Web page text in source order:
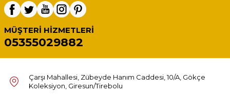
MÜŞTERI HIZMETLERI
05355029882
Çarşı Mahallesi, Zübeyde Hanım Caddesi, 10/A, Gökçe
Koleksiyon, Giresun/Tirebolu